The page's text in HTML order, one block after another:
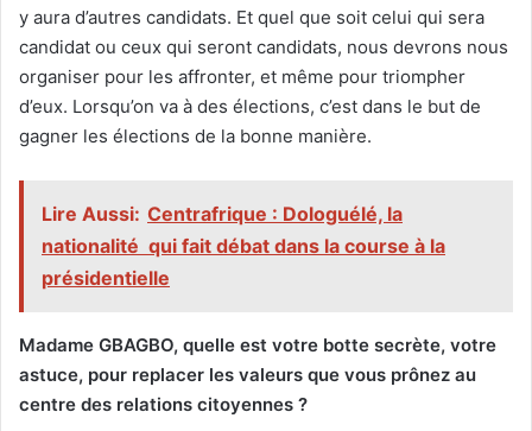
y aura d’autres candidats. Et quel que soit celui qui sera
candidat ou ceux qui seront candidats, nous devrons nous
organiser pour les affronter, et même pour triompher
d’eux. Lorsqu’on va à des élections, c’est dans le but de
gagner les élections de la bonne manière.
Lire Aussi: Centrafrique : Dologuélé, la
nationalité qui fait débat dans la course à la
présidentielle
Madame GBAGBO, quelle est votre botte secrète, votre
astuce, pour replacer les valeurs que vous prônez au
centre des relations citoyennes ?